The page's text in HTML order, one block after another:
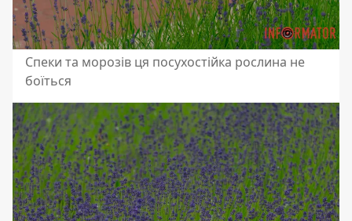
Спеки та морозів ця посухостійка рослина не
боїться